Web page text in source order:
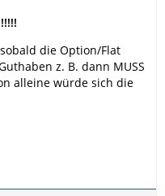
die Option/Flat
z. B. dann MUSS
alleine würde sich die